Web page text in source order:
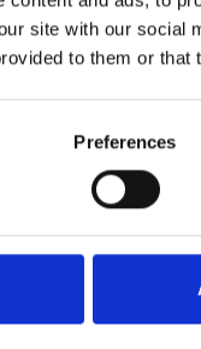
site with our
to them or
Preferences
fixe pour les frais
nous
En